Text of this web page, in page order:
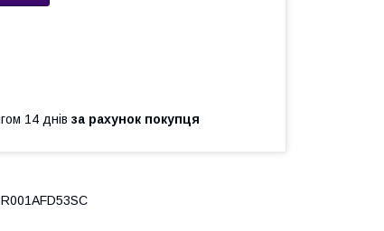
14 днів за рахунок покупця